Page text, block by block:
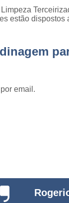
estão dispostos
email.